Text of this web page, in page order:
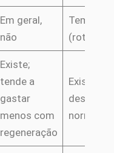
Em geral,
não
Tem
(rotina)
Existe;
tende a
gastar
menos com
regeneração
Existe;
desgaste
normal